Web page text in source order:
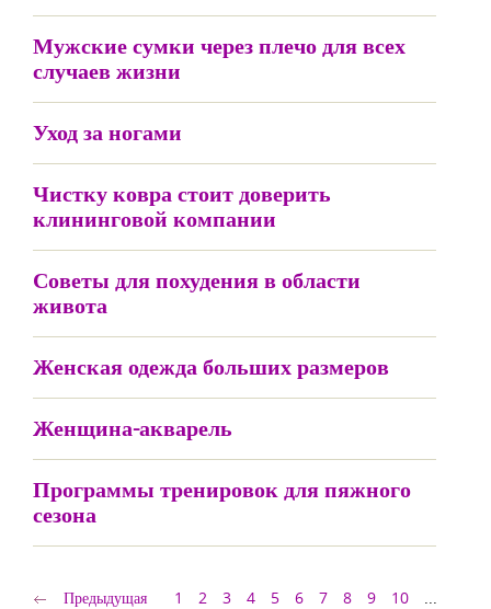
Мужские сумки через плечо для всех
случаев жизни
Уход за ногами
Чистку ковра стоит доверить
клининговой компании
Советы для похудения в области
живота
Женская одежда больших размеров
Женщина-акварель
Программы тренировок для пяжного
сезона
Предыдущая 1 2 3 4 5 6 7 8 9 10
...